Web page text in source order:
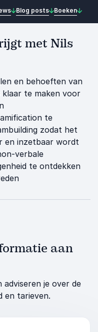
Blog posts Boeken
met Nils
en behoeften van
klaar te maken voor
te
zodat het
en inzetbaar wordt
verbale
te ontdekken
aan
adviseren je over de
en tarieven.